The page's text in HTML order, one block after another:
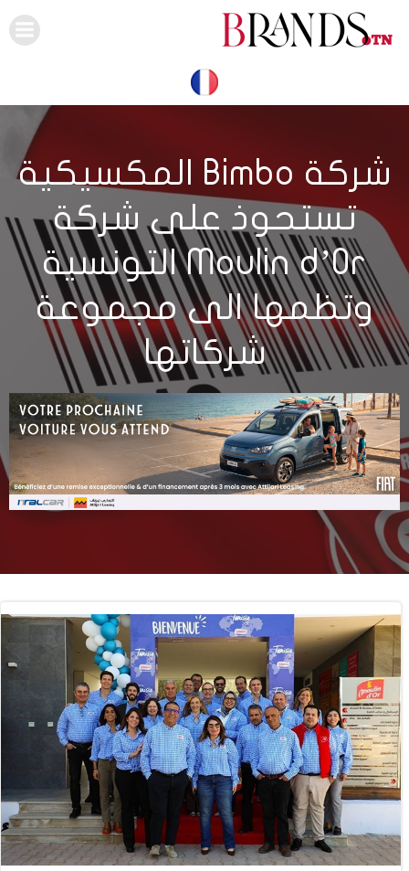
شركة Bimbo المكسيكية
تستحوذ على شركة
Moulin d’Or التونسية
وتظمها الى مجموعة
شركاتها